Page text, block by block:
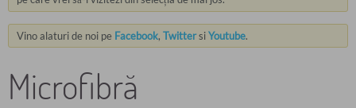
Vino alaturi de noi pe Facebook, TwittersiYoutube.
Microfibră